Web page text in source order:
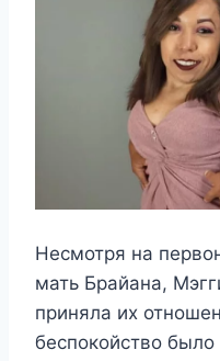
Несмотря на
мать Брайана,
приняла их
беспокойство